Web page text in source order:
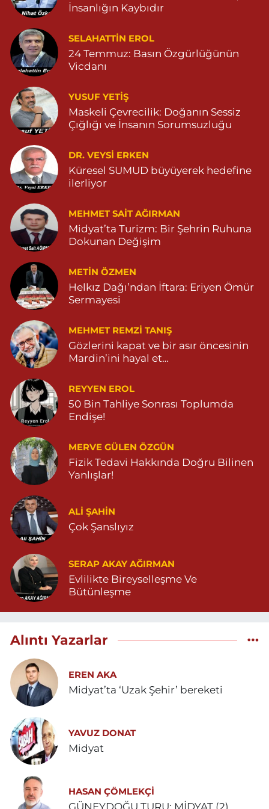
0 (482) 251 30 06
Çınarbaş Eczanesi
Bahçebaşı Mahallesi, Hanse Hatun Caddesi No:120 C Yeşilli
Mardin
0 (482) 591 10 15 Yol Tarifi Al
Şahin Eczanesi
Kaplan Mahallesi, Mardin Caddesi No:25 C Savur Mardin
0 (555) 151 49 05 Yol Tarifi Al
Özdemir Eczanesi
Yeni Mahalle, 3086.Sokak No:4 3 Ömerli Mardin
0 (482) 541 31 21
İnsanlığın Kaybıdır
SELAHATTIN EROL
24 Temmuz: Basın Özgürlüğünün
Vicdanı
YUSUF YETİŞ
Maskeli Çevrecilik: Doğanın Sessiz
Çığlığı ve İnsanın Sorumsuzluğu
DR. VEYSI ERKEN
Küresel SUMUD büyüyerek hedefine
ilerliyor
MEHMET SAIT AĞIRMAN
Midyat’ta Turizm: Bir Şehrin Ruhuna
Dokunan Değişim
METIN ÖZMEN
Helkız Dağı’ndan İftara: Eriyen Ömür
Sermayesi
MEHMET REMZI TANIŞ
Gözlerini kapat ve bir asır öncesinin
Mardin’ini hayal et…
REYYEN EROL
50 Bin Tahliye Sonrası Toplumda
Endişe!
MERVE GÜLEN ÖZGÜN
Fizik Tedavi Hakkında Doğru Bilinen
Yanlışlar!
ALI ŞAHİN
Çok Şanslıyız
SERAP AKAY AĞIRMAN
Evlilikte Bireyselleşme Ve
Bütünleşme
Alıntı Yazarlar
EREN AKA
Midyat’ta ‘Uzak Şehir’ bereketi
YAVUZ DONAT
Midyat
HASAN ÇÖMLEKÇİ